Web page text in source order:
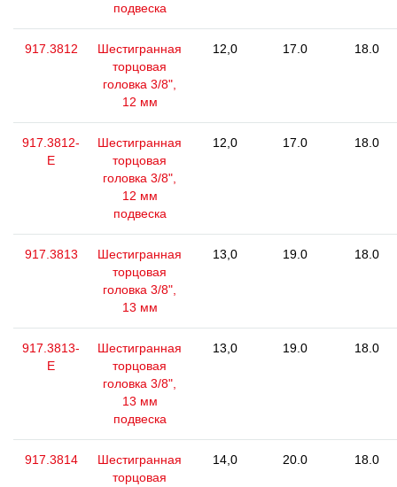
подвеска
917.3812
Шестигранная
торцовая
головка 3/8",
12 мм
12,0 17.0 18.0
917.3812-
E
Шестигранная
торцовая
головка 3/8",
12 мм
подвеска
12,0 17.0 18.0
917.3813
Шестигранная
торцовая
головка 3/8",
13 мм
13,0 19.0 18.0
917.3813-
E
Шестигранная
торцовая
головка 3/8",
13 мм
подвеска
13,0 19.0 18.0
917.3814
Шестигранная
торцовая
14,0 20.0 18.0